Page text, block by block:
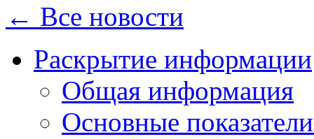
← Все новости
Раскрытие информации
Общая информация
Основные